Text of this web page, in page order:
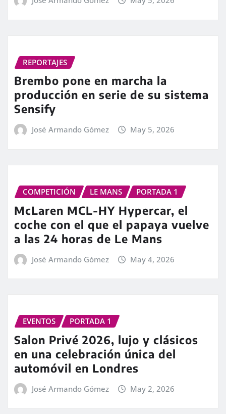
REPORTAJES
Brembo pone en marcha la
producción en serie de su sistema
Sensify
José Armando Gómez May 5, 2026
COMPETICIÓN LE MANS PORTADA 1
McLaren MCL-HY Hypercar, el
coche con el que el papaya vuelve
a las 24 horas de Le Mans
José Armando Gómez May 4, 2026
EVENTOS PORTADA 1
Salon Privé 2026, lujo y clásicos
en una celebración única del
automóvil en Londres
José Armando Gómez May 2, 2026